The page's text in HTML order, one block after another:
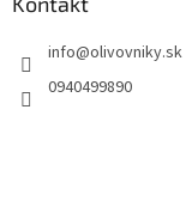
info@olivovniky.sk
0940499890